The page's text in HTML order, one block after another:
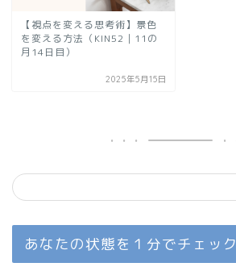
【視点を変える思考術】景色
を変える方法（KIN52｜11の
月14日目）
2025年5月15日
あなたの状態を１分でチェック